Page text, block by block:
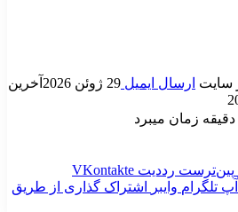
سایت ارسال ایمیل 29 ژوئن 2026
آخرین
‫پین‌ترست ‫رددیت ‫VKontakte
تلگرام وایبر
اشتراک گذاری از طریق